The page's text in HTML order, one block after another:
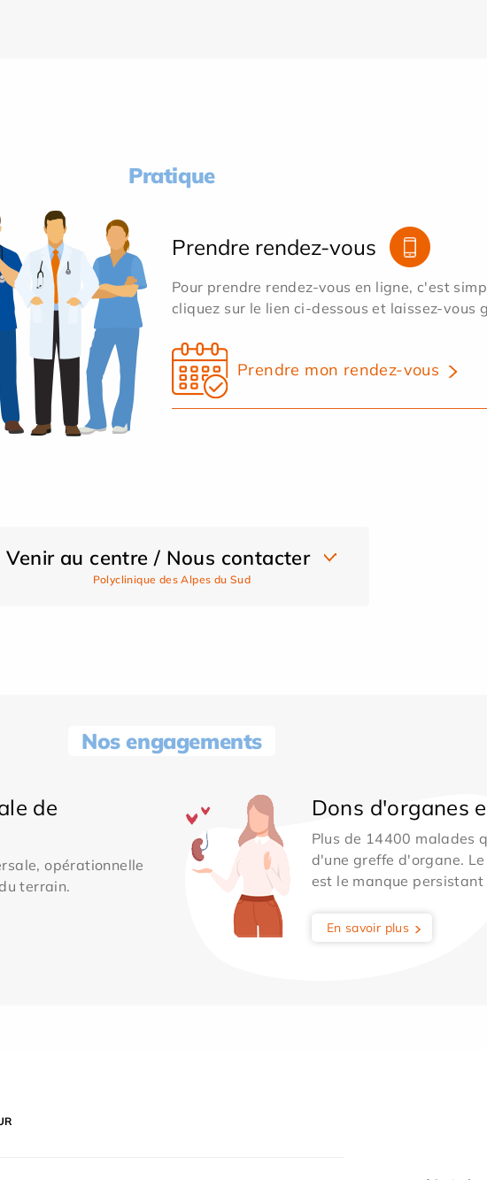
Pratique
Prendre rendez-vous
Pour prendre rendez-vous en ligne, c'est
cliquez sur le lien ci-dessous et laissez-vous
Prendre mon rendez-vous
Venir au centre / Nous contacter
Polyclinique des Alpes du Sud
Nos engagements
de
opérationnelle
terrain.
Dons d'organes
Plus de 14400 malades
d'une greffe d'organe.
est le manque
En savoir plus